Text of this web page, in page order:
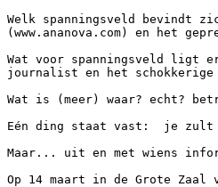
Welk spanningsveld bevindt
(www.ananova.com) en het
Wat voor spanningsveld ligt
journalist en het schokkerige
Wat is (meer) waar? echt?
Eén ding staat vast:  je zult
Maar... uit en met wiens
Op 14 maart in de Grote Zaal